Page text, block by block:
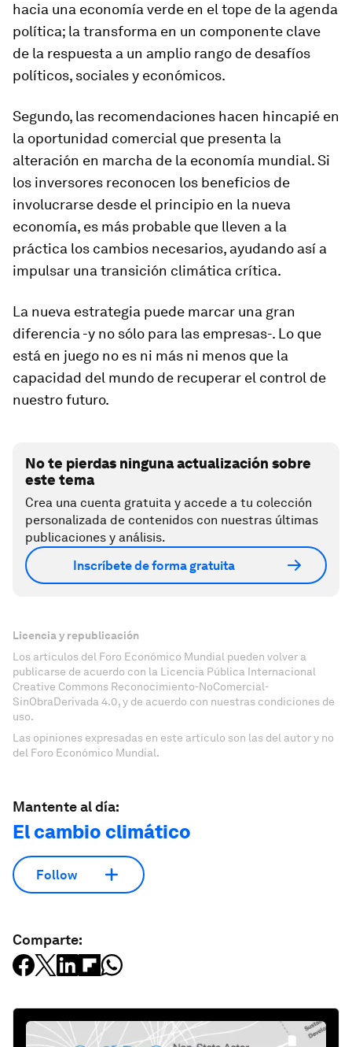
hacia una economía verde en el tope de la agenda
política; la transforma en un componente clave
de la respuesta a un amplio rango de desafíos
políticos, sociales y económicos.
Segundo, las recomendaciones hacen hincapié en
la oportunidad comercial que presenta la
alteración en marcha de la economía mundial. Si
los inversores reconocen los beneficios de
involucrarse desde el principio en la nueva
economía, es más probable que lleven a la
práctica los cambios necesarios, ayudando así a
impulsar una transición climática crítica.
La nueva estrategia puede marcar una gran
diferencia -y no sólo para las empresas-. Lo que
está en juego no es ni más ni menos que la
capacidad del mundo de recuperar el control de
nuestro futuro.
No te pierdas ninguna actualización sobre
este tema
Crea una cuenta gratuita y accede a tu colección
personalizada de contenidos con nuestras últimas
publicaciones y análisis.
Inscríbete de forma gratuita
Licencia y republicación
Los artículos del Foro Económico Mundial pueden volver a
publicarse de acuerdo con la Licencia Pública Internacional
Creative Commons Reconocimiento-NoComercial-
SinObraDerivada 4.0, y de acuerdo con nuestras condiciones de
uso.
Las opiniones expresadas en este artículo son las del autor y no
del Foro Económico Mundial.
Mantente al día:
El cambio climático
Follow
Comparte: